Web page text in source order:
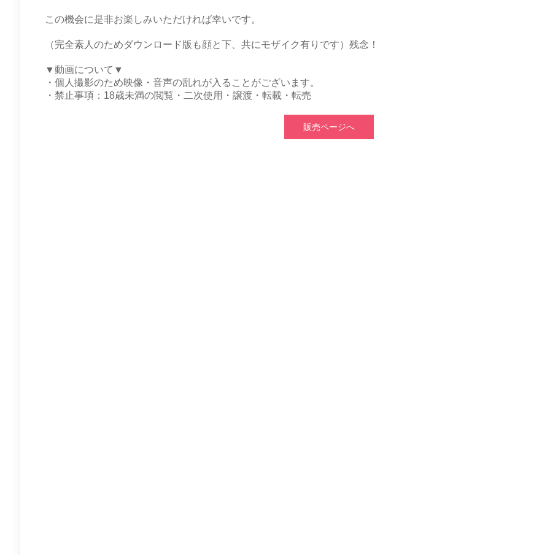
この機会に是非お楽しみいただければ幸いです。
（完全素人のためダウンロード版も顔と下、共にモザイク有りです）残念！
▼動画について▼
・個人撮影のため映像・音声の乱れが入ることがございます。
・禁止事項：18歳未満の閲覧・二次使用・譲渡・転載・転売
販売ページへ